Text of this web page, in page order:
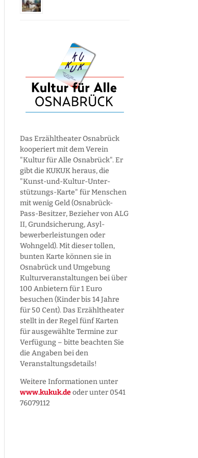
Das Erzähltheater Osnabrück
kooperiert mit dem Verein
"Kultur für Alle Osnabrück". Er
gibt die KUKUK heraus, die
"Kunst-und-Kultur-Unter­
stützungs-Karte" für Menschen
mit wenig Geld (Osnabrück-
Pass-Besitzer, Bezieher von ALG
II, Grund­sicherung, Asyl­
bewerber­leistungen oder
Wohngeld). Mit dieser tollen,
bunten Karte können sie in
Osnabrück und Umgebung
Kultur­veranstaltungen bei über
100 Anbietern für 1 Euro
besuchen (Kinder bis 14 Jahre
für 50 Cent). Das Erzähltheater
stellt in der Regel fünf Karten
für ausgewählte Termine zur
Verfügung – bitte beachten Sie
die Angaben bei den
Veranstaltungs­details!
Weitere Informationen unter
www.kukuk.deoder unter 0541
76079112